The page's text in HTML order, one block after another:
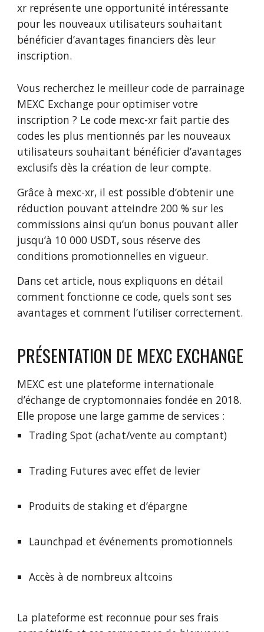
xr représente une opportunité intéressante
pour les nouveaux utilisateurs souhaitant
bénéficier d’avantages financiers dès leur
inscription.
Vous recherchez le meilleur code de parrainage
MEXC Exchange pour optimiser votre
inscription ? Le code mexc-xr fait partie des
codes les plus mentionnés par les nouveaux
utilisateurs souhaitant bénéficier d’avantages
exclusifs dès la création de leur compte.
Grâce à mexc-xr, il est possible d’obtenir une
réduction pouvant atteindre 200 % sur les
commissions ainsi qu’un bonus pouvant aller
jusqu’à 10 000 USDT, sous réserve des
conditions promotionnelles en vigueur.
Dans cet article, nous expliquons en détail
comment fonctionne ce code, quels sont ses
avantages et comment l’utiliser correctement.
PRÉSENTATION DE MEXC EXCHANGE
MEXC est une plateforme internationale
d’échange de cryptomonnaies fondée en 2018.
Elle propose une large gamme de services :
Trading Spot (achat/vente au comptant)
Trading Futures avec effet de levier
Produits de staking et d’épargne
Launchpad et événements promotionnels
Accès à de nombreux altcoins
La plateforme est reconnue pour ses frais